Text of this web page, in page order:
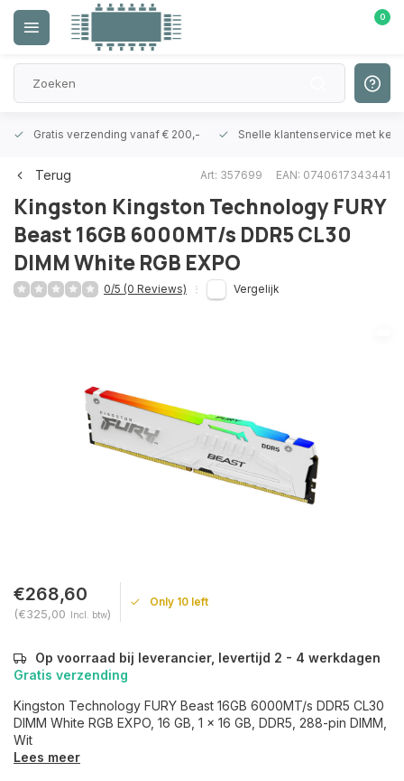
0
Gratis verzending vanaf € 200,- Snelle klantenservice met
Terug Art: 357699 EAN: 0740617343441
Kingston Kingston Technology FURY
Beast 16GB 6000MT/s DDR5 CL30
DIMM White RGB EXPO
0/5 (0 Reviews) Vergelijk
€268,60
(€325,00 Incl. btw)
Only 10 left
Op voorraad bij leverancier, levertijd 2 - 4 werkdagen
Gratis verzending
Kingston Technology FURY Beast 16GB 6000MT/s DDR5 CL30
DIMM White RGB EXPO, 16 GB, 1 x 16 GB, DDR5, 288-pin DIMM,
Wit
Lees meer